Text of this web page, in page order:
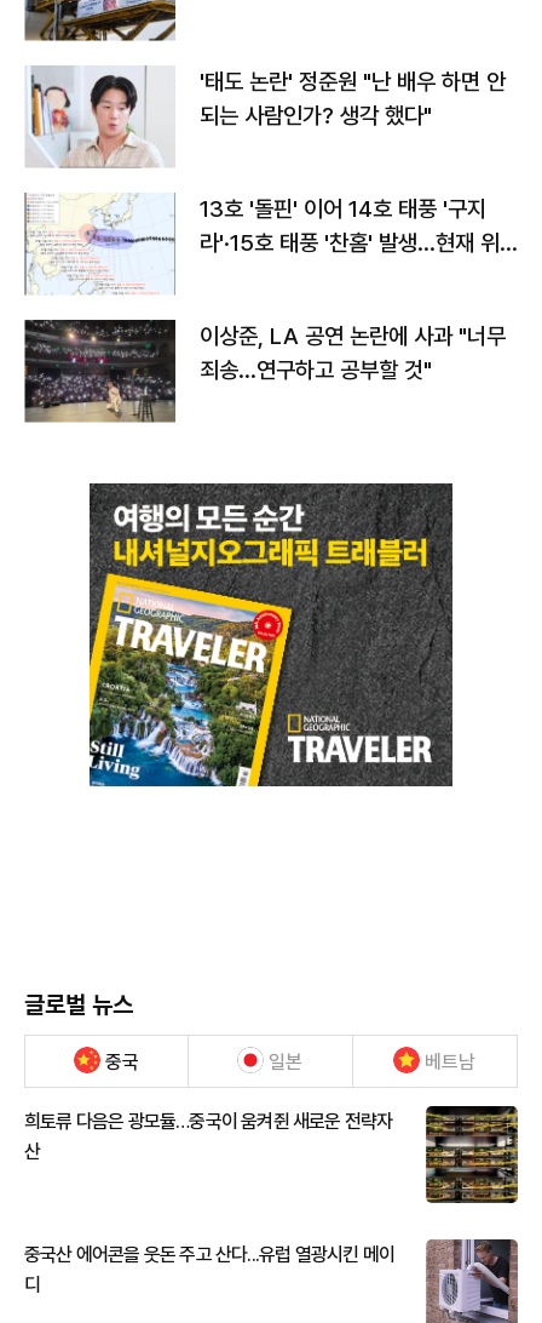
'태도 논란' 정준원 "난 배우 하면 안
되는 사람인가? 생각 했다"
13호 '돌핀' 이어 14호 태풍 '구지
라'·15호 태풍 '찬홈' 발생…현재 위
이상준, LA 공연 논란에 사과 "너무
죄송…연구하고 공부할 것"
글로벌 뉴스
중국 일본 베트남
희토류 다음은 광모듈…중국이 움켜쥔 새로운 전략자
산
중국산 에어콘을 웃돈 주고 산다...유럽 열광시킨 메이
디